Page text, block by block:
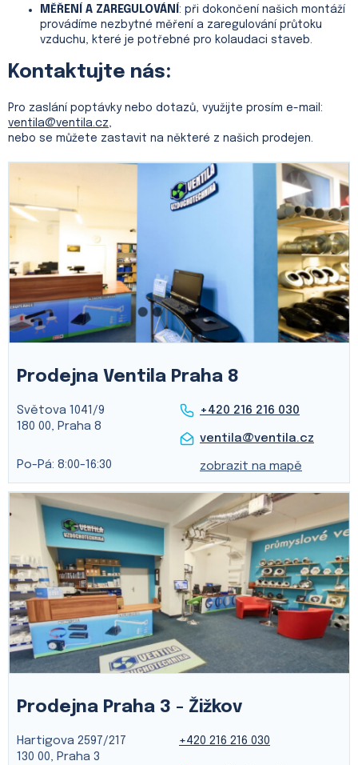
MĚŘENÍ A ZAREGULOVÁNÍ : při dokončení našich montáží
provádíme nezbytné měření a zaregulování průtoku
vzduchu, které je potřebné pro kolaudaci staveb.
Kontaktujte nás:
Pro zaslání poptávky nebo dotazů, využijte prosím e-mail:
ventila@ventila.cz,
nebo se můžete zastavit na některé z našich prodejen.
Prodejna Ventila Praha 8
Světova 1041/9
180 00, Praha 8
Po-Pá: 8:00-16:30
+420 216 216 030
ventila@ventila.cz
zobrazit na mapě
Prodejna Praha 3 - Žižkov
Hartigova 2597/217
130 00, Praha 3
+420 216 216 030